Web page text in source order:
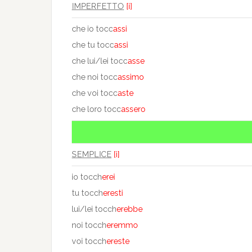
IMPERFETTO [i]
che io toccassi
che tu toccassi
che lui/lei toccasse
che noi toccassimo
che voi toccaste
che loro toccassero
SEMPLICE [i]
io toccherei
tu toccheresti
lui/lei toccherebbe
noi toccheremmo
voi tocchereste